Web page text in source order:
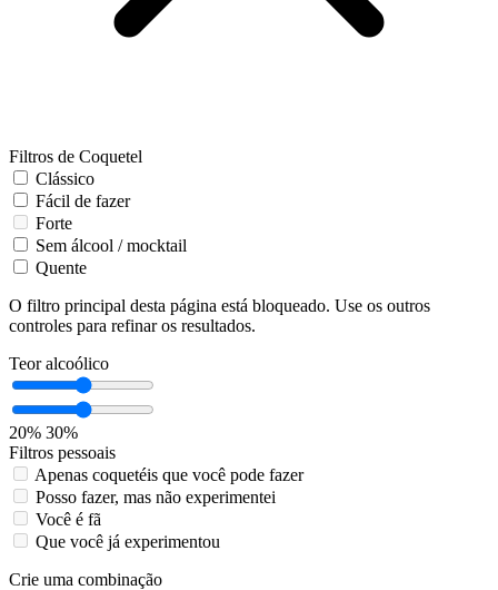
Filtros de Coquetel
Clássico
Fácil de fazer
Forte
Sem álcool / mocktail
Quente
O filtro principal desta página está bloqueado. Use os outros
controles para refinar os resultados.
Teor alcoólico
20% 30%
Filtros pessoais
Apenas coquetéis que você pode fazer
Posso fazer, mas não experimentei
Você é fã
Que você já experimentou
Crie uma combinação